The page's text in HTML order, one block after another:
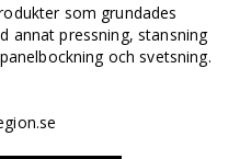
som grundades
annat pressning, stansning
och svetsning.